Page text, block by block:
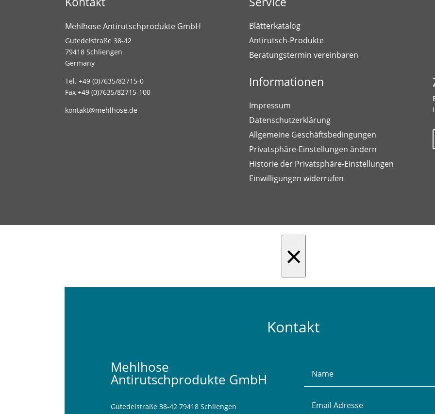
Mehlhose Antirutschprodukte GmbH
Gutedelstraße 38-42
79418 Schliengen
Germany
Tel. +49 (0)7635/82715-0
Fax +49 (0)7635/82715-100
kontakt@mehlhose.de
Blätterkatalog
Antirutsch-Produkte
Beratungstermin vereinbaren
Informationen
Impressum
Datenschutzerklärung
Allgemeine Geschäftsbedingungen
Privatsphäre-Einstellungen ändern
Historie der Privatsphäre-Einstellungen
Einwilligungen widerrufen
×
Kontakt
Mehlhose
Antirutschprodukte GmbH
Gutedelstraße 38-42 79418 Schliengen